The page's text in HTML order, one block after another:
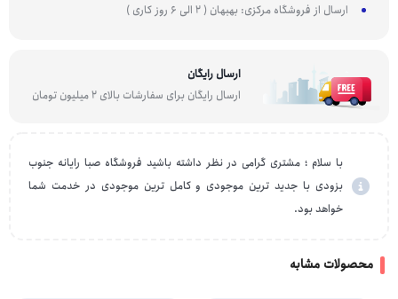
ارسال از فروشگاه مرکزی: بهبهان ( 2 الی 6 روز کاری )
ارسال رایگان
ارسال رایگان برای سفارشات بالای 2 میلیون تومان
با سلام ؛ مشتری گرامی در نظر داشته باشید فروشگاه صبا رایانه جنوب
بزودی با جدید ترین موجودی و کامل ترین موجودی در خدمت شما
خواهد بود.
محصولات مشابه